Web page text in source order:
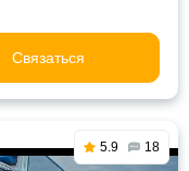
Связаться
5.9 18